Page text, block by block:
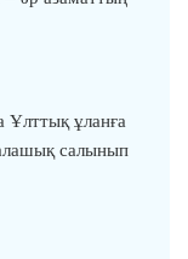
ұланға
салынып